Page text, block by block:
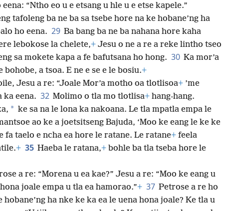
“Ntho eo u e etsang u hle u e etse kapele.”
tafoleng ba ne ba sa tsebe hore na ke hobane’ng ha
ho eena. 29 Ba bang ba ne ba nahana hore kaha
lebokose la chelete,+ Jesu o ne a re a reke lintho tseo
sa mokete kapa a fe bafutsana ho hong. 30 Ka mor’a
bohobe, a tsoa. E ne e se e le bosiu.+
Jesu a re: “Joale Mor’a motho oa tlotlisoa+ ’me
eena. 32 Molimo o tla mo tlotlisa+ hang-hang.
* ke sa na le lona ka nakoana. Le tla mpatla empa le
ao ke a joetsitseng Bajuda, ‘Moo ke eang le ke ke
fa taelo e ncha ea hore le ratane. Le ratane+ feela
+ 35 Haeba le ratana,+ bohle ba tla tseba hore le
a re: “Morena u ea kae?” Jesu a re: “Moo ke eang u
joale empa u tla ea hamorao.”+ 37 Petrose a re ho
hobane’ng ha nke ke ka ea le uena hona joale? Ke tla u